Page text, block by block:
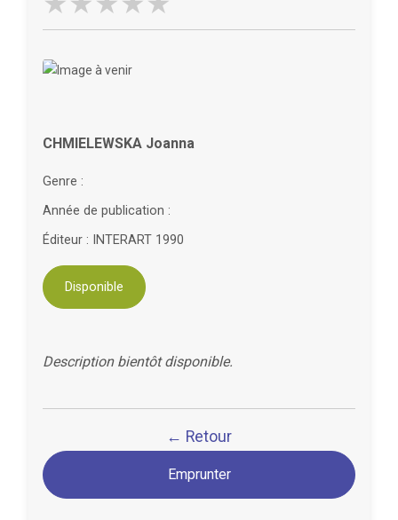
CHMIELEWSKA Joanna
Genre :
Année de publication :
Éditeur : INTERART 1990
Disponible
Description bientôt disponible.
← Retour
Emprunter